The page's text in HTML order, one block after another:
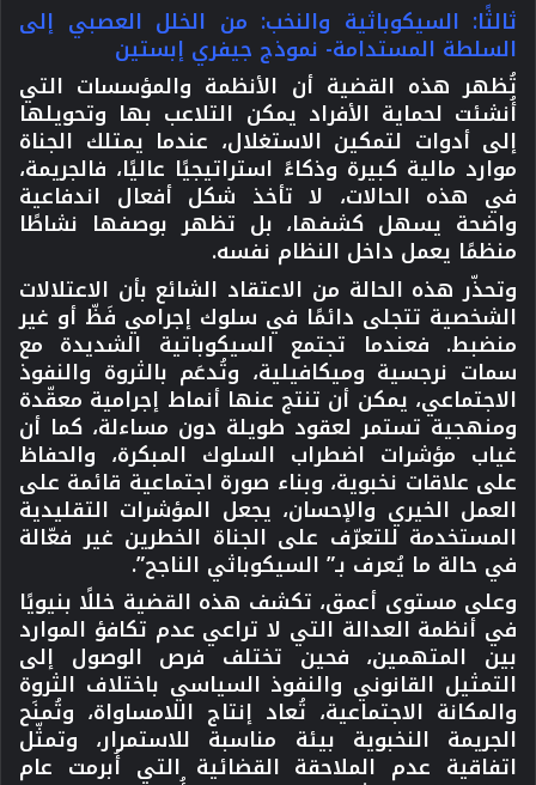
ثالثًا: السيكوباثية والنخب: من الخلل العصبي إلى
السلطة المستدامة- نموذج جيفري إبستين
تُظهر هذه القضية أن الأنظمة والمؤسسات التي
أُنشئت لحماية الأفراد يمكن التلاعب بها وتحويلها
إلى أدوات لتمكين الاستغلال، عندما يمتلك الجناة
موارد مالية كبيرة وذكاءً استراتيجيًا عاليًا، فالجريمة،
في هذه الحالات، لا تأخذ شكل أفعال اندفاعية
واضحة يسهل كشفها، بل تظهر بوصفها نشاطًا
منظمًا يعمل داخل النظام نفسه.
وتحذّر هذه الحالة من الاعتقاد الشائع بأن الاعتلالات
الشخصية تتجلى دائمًا في سلوك إجرامي فَظّ أو غير
منضبط. فعندما تجتمع السيكوباتية الشديدة مع
سمات نرجسية وميكافيلية، وتُدعَم بالثروة والنفوذ
الاجتماعي، يمكن أن تنتج عنها أنماط إجرامية معقّدة
ومنهجية تستمر لعقود طويلة دون مساءلة، كما أن
غياب مؤشرات اضطراب السلوك المبكرة، والحفاظ
على علاقات نخبوية، وبناء صورة اجتماعية قائمة على
العمل الخيري والإحسان، يجعل المؤشرات التقليدية
المستخدمة للتعرّف على الجناة الخطرين غير فعّالة
في حالة ما يُعرف بـ” السيكوباثي الناجح”.
وعلى مستوى أعمق، تكشف هذه القضية خللًا بنيويًا
في أنظمة العدالة التي لا تراعي عدم تكافؤ الموارد
بين المتهمين، فحين تختلف فرص الوصول إلى
التمثيل القانوني والنفوذ السياسي باختلاف الثروة
والمكانة الاجتماعية، تُعاد إنتاج اللامساواة، وتُمنَح
الجريمة النخبوية بيئة مناسبة للاستمرار، وتمثّل
اتفاقية عدم الملاحقة القضائية التي أُبرمت عام